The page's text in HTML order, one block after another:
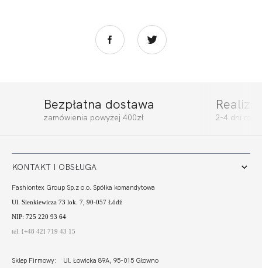
SUGAR SOFT
OPENED UP FRONT
Bezpłatna dostawa
zamówienia powyżej 400zł 2-4 dni
KONTAKT I OBSŁUGA
Fashiontex Group Sp.z o.o. Spółka komandytowa
Ul. Sienkiewicza 73 lok. 7, 90-057 Łódź
NIP: 725 220 93 64
tel. [+48 42] 719 43 15
Sklep Firmowy: Ul. Łowicka 89A, 95-015 Głowno